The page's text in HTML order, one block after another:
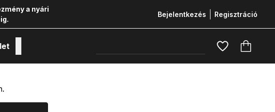
a nyári
Bejelentkezés Regisztráció